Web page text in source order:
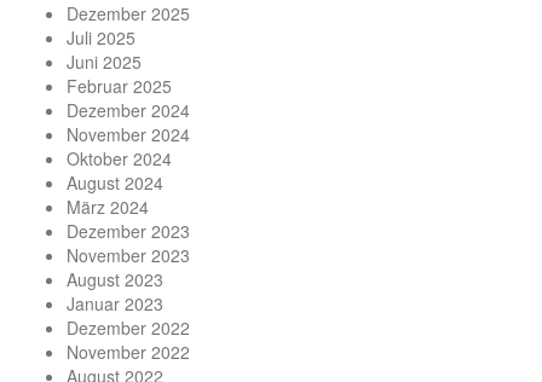
Dezember 2025
Juli 2025
Juni 2025
Februar 2025
Dezember 2024
November 2024
Oktober 2024
August 2024
März 2024
Dezember 2023
November 2023
August 2023
Januar 2023
Dezember 2022
November 2022
August 2022